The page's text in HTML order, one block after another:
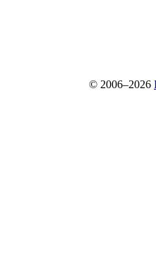
© 2006–2026